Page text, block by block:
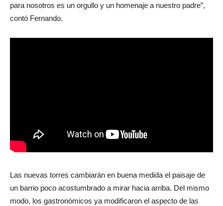
bastante deteriorada. Estar en este momento aquí parados
para nosotros es un orgullo y un homenaje a nuestro padre”,
Las nuevas torres cambiarán en buena medida el paisaje de
un barrio poco acostumbrado a mirar hacia arriba. Del mismo